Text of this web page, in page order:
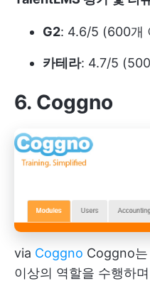
G2: 4.6/5 (600개
카테라: 4.7/5
6. Coggno
via Coggno Coggno는
이상의 역할을 수행하